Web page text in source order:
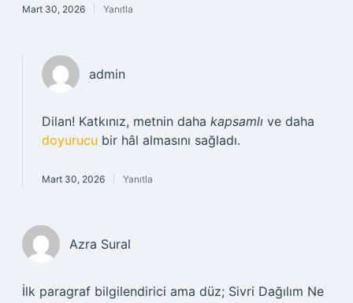
Mart 30, 2026 Yanıtla
admin
Dilan! Katkınız, metnin daha kapsamlı ve daha
doyurucu bir hâl almasını sağladı.
Mart 30, 2026 Yanıtla
Azra Sural
İlk paragraf bilgilendirici ama düz; Sivri Dağılım Ne